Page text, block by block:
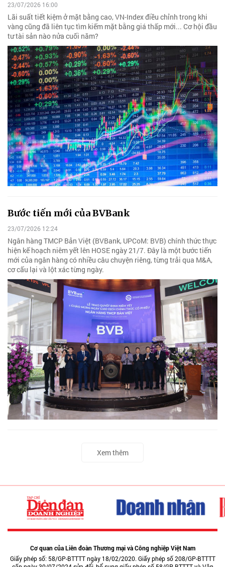
23/07/2026 16:00
Lãi suất tiết kiệm ở mặt bằng cao, VN-Index điều chỉnh trong khi
vàng cũng đã liên tục tìm kiếm mặt bằng giá thấp mới... Cơ hội đầu
tư tài sản nào nửa cuối năm?
Bước tiến mới của BVBank
23/07/2026 12:24
Ngân hàng TMCP Bản Việt (BVBank, UPCoM: BVB) chính thức thực
hiện kế hoạch niêm yết lên HOSE ngày 21/7. Đây là một bước tiến
mới của ngân hàng có nhiều câu chuyện riêng, từng trải qua M&A,
cơ cấu lại và lột xác từng ngày.
Xem thêm
Cơ quan của Liên đoàn Thương mại và Công nghiệp Việt Nam
Giấy phép số: 58/GP-BTTTT ngày 18/02/2020. Giấy phép số 208/GP-BTTTT